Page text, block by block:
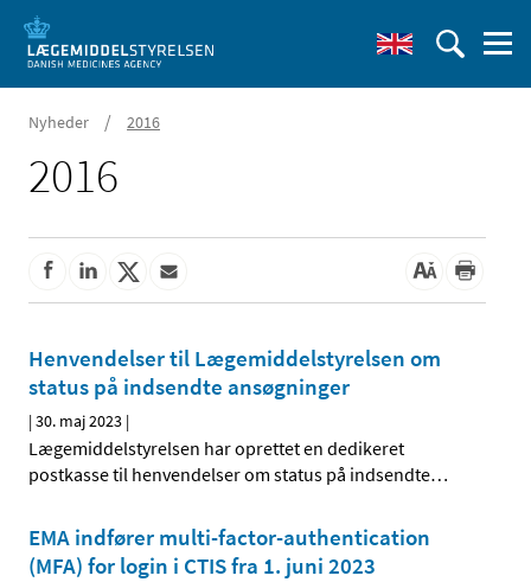
Nyheder / 2016
2016
Henvendelser til Lægemiddelstyrelsen om
status på indsendte ansøgninger
|30. maj 2023 |
Lægemiddelstyrelsen har oprettet en dedikeret
postkasse til henvendelser om status på indsendte…
EMA indfører multi-factor-authentication
(MFA) for login i CTIS fra 1. juni 2023